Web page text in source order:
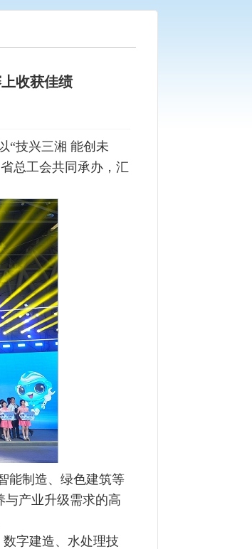
收获佳绩
“技兴三湘 能创未
总工会共同承办，汇
能制造、绿色建筑等
与产业升级需求的高
字建造、水处理技